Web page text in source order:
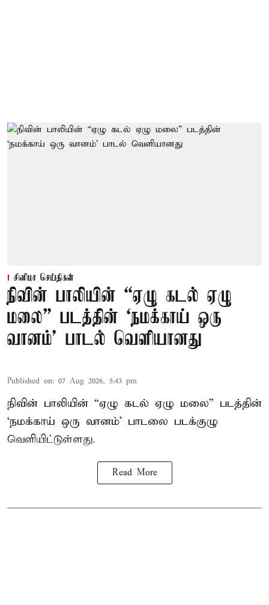
சினிமா செய்திகள்
நிவின் பாலியின் “ஏழு கடல் ஏழு
மலை” படத்தின் ‘நமக்காய் ஒரு
வானம்’ பாடல் வெளியானது
Published on: 07 Aug 2026, 5:43 pm
நிவின் பாலியின் “ஏழு கடல் ஏழு மலை” படத்தின்
‘நமக்காய் ஒரு வானம்’ பாடலை படக்குழு
வெளியிட்டுள்ளது.
Read More